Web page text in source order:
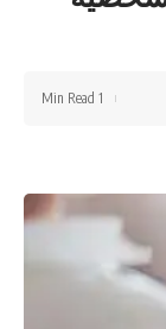
1 Min Read